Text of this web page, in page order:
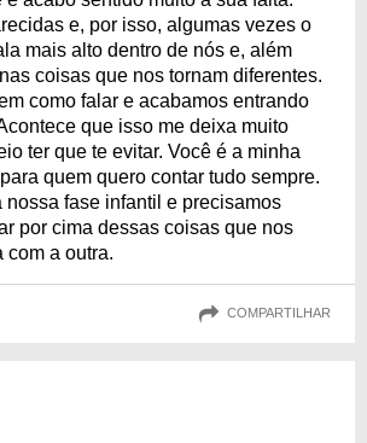
e, por isso, algumas vezes o
mais alto dentro de nós e, além
coisas que nos tornam diferentes.
como falar e acabamos entrando
que isso me deixa muito
ter que te evitar. Você é a minha
quem quero contar tudo sempre.
nossa fase infantil e precisamos
por cima dessas coisas que nos
com a outra.
COMPARTILHAR